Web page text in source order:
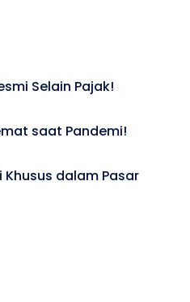
Selain Pajak!
saat Pandemi!
dalam Pasar